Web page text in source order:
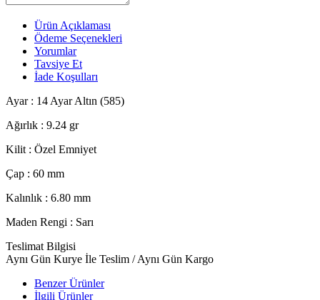
Ürün Açıklaması
Ödeme Seçenekleri
Yorumlar
Tavsiye Et
İade Koşulları
Ayar : 14 Ayar Altın (585)
Ağırlık : 9.24 gr
Kilit : Özel Emniyet
Çap : 60 mm
Kalınlık : 6.80 mm
Maden Rengi : Sarı
Teslimat Bilgisi
Aynı Gün Kurye İle Teslim / Aynı Gün Kargo
Benzer Ürünler
İlgili Ürünler